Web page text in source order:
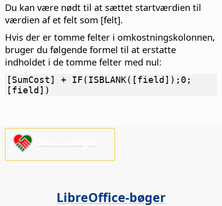
Du kan være nødt til at sættet startværdien til
værdien af et felt som [felt].
Hvis der er tomme felter i omkostningskolonnen,
bruger du følgende formel til at erstatte
indholdet i de tomme felter med nul:
[SumCost] + IF(ISBLANK([field]);0;
[field])
LibreOffice-bøger